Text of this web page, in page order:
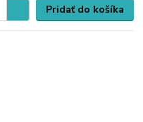
Pridať do košíka